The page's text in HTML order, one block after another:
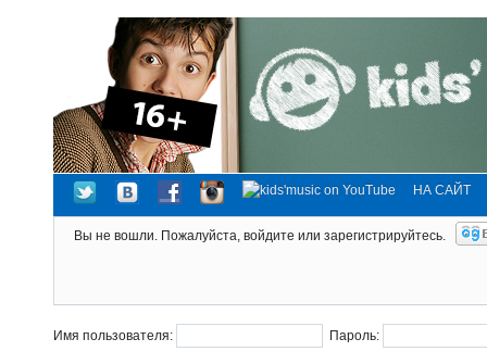
НА САЙТ
Вы не вошли. Пожалуйста, войдите или зарегистрируйтесь.
Имя пользователя: Пароль: